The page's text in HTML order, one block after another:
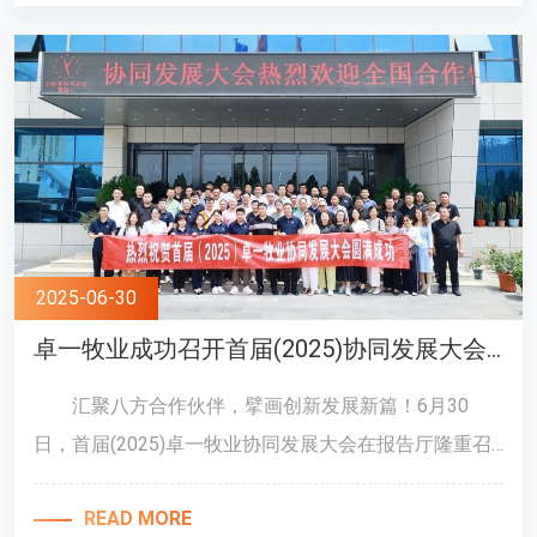
2025-06-30
卓一牧业成功召开首届(2025)协同发展大会，共绘发展新篇章
汇聚八方合作伙伴，擘画创新发展新篇！6月30
日，首届(2025)卓一牧业协同发展大会在报告厅隆重召
READ MORE